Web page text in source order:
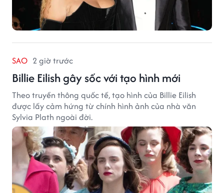
SAO 2 giờ trước
Billie Eilish gây sốc với tạo hình mới
Theo truyền thông quốc tế, tạo hình của Billie Eilish
được lấy cảm hứng từ chính hình ảnh của nhà văn
Sylvia Plath ngoài đời.